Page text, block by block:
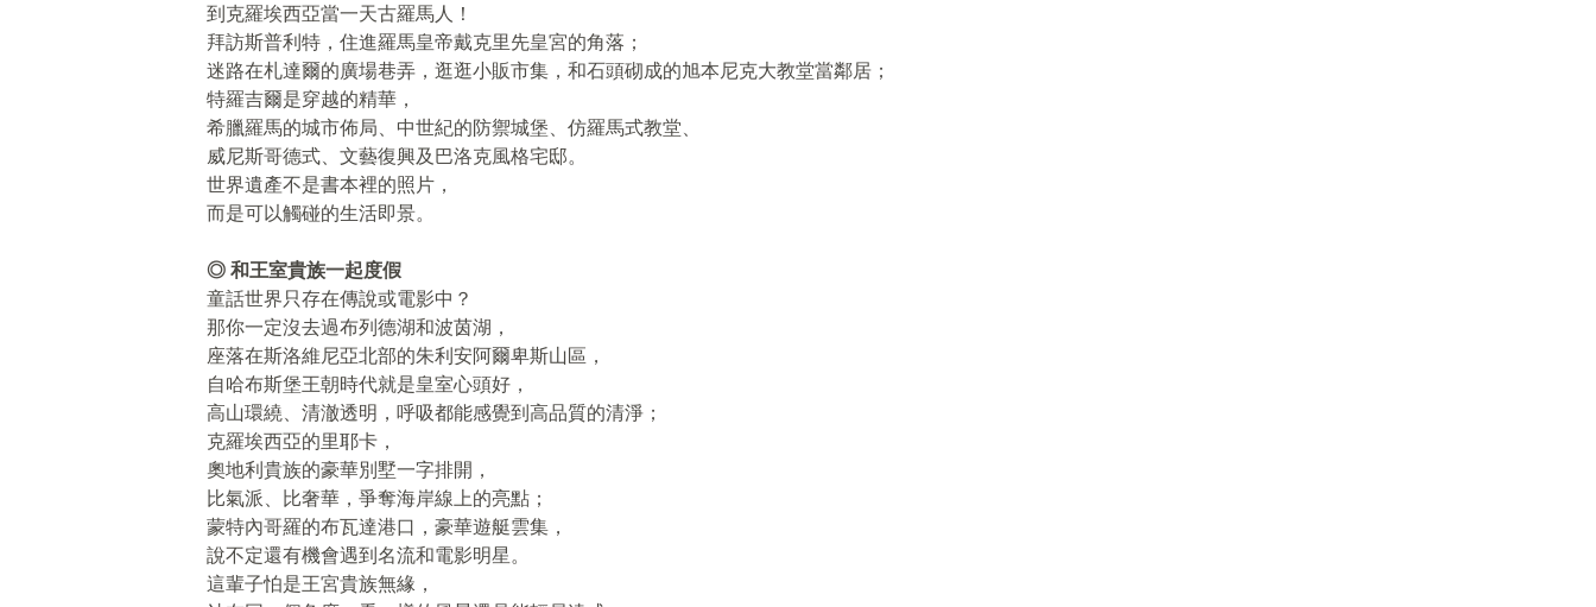
到克羅埃西亞當一天古羅馬人！
拜訪斯普利特，住進羅馬皇帝戴克里先皇宮的角落；
迷路在札達爾的廣場巷弄，逛逛小販市集，和石頭砌成的旭本尼克大教堂當鄰居；
特羅吉爾是穿越的精華，
希臘羅馬的城市佈局、中世紀的防禦城堡、仿羅馬式教堂、
威尼斯哥德式、文藝復興及巴洛克風格宅邸。
世界遺產不是書本裡的照片，
而是可以觸碰的生活即景。
◎ 和王室貴族一起度假
童話世界只存在傳說或電影中？
那你一定沒去過布列德湖和波茵湖，
座落在斯洛維尼亞北部的朱利安阿爾卑斯山區，
自哈布斯堡王朝時代就是皇室心頭好，
高山環繞、清澈透明，呼吸都能感覺到高品質的清淨；
克羅埃西亞的里耶卡，
奧地利貴族的豪華別墅一字排開，
比氣派、比奢華，爭奪海岸線上的亮點；
蒙特內哥羅的布瓦達港口，豪華遊艇雲集，
說不定還有機會遇到名流和電影明星。
這輩子怕是王宮貴族無緣，